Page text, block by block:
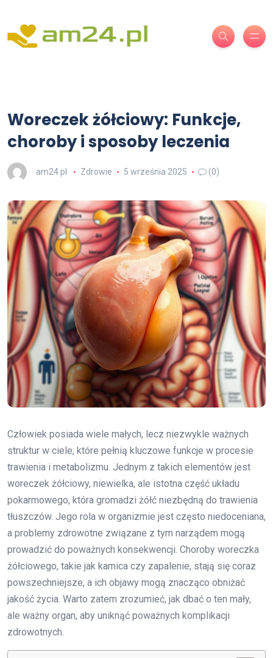
Woreczek żółciowy: Funkcje,
choroby i sposoby leczenia
am24.pl Zdrowie 5 września 2025 (0)
Człowiek posiada wiele małych, lecz niezwykle ważnych
struktur w ciele, które pełnią kluczowe funkcje w procesie
trawienia i metabolizmu. Jednym z takich elementów jest
woreczek żółciowy, niewielka, ale istotna część układu
pokarmowego, która gromadzi żółć niezbędną do trawienia
tłuszczów. Jego rola w organizmie jest często niedoceniana,
a problemy zdrowotne związane z tym narządem mogą
prowadzić do poważnych konsekwencji. Choroby woreczka
żółciowego, takie jak kamica czy zapalenie, stają się coraz
powszechniejsze, a ich objawy mogą znacząco obniżać
jakość życia. Warto zatem zrozumieć, jak dbać o ten mały,
ale ważny organ, aby uniknąć poważnych komplikacji
zdrowotnych.